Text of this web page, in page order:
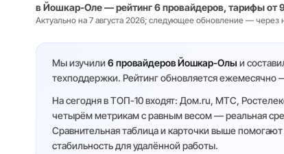
в Йошкар-Оле — рейтинг 6 провайдеров, тарифы от
Актуально на 7 августа 2026; следующее обновление — через
Мы изучили 6 провайдеров Йошкар-Олы и
техподдержки. Рейтинг обновляется ежемесячно
На сегодня в ТОП-10 входят: Дом.ru, МТС,
четырём метрикам с равным весом — реальная
Сравнительная таблица и карточки выше
стабильность для удалённой работы.